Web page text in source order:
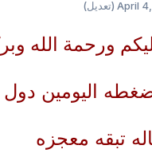
April (تعديل)
ورحمة الله
ضغطه اليومين
تبقه معجزه